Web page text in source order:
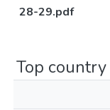
28-29.pdf
Top